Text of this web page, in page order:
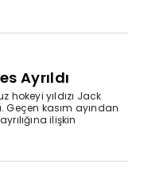
Ayrıldı
hokeyi yıldızı Jack
Geçen kasım ayından
ilişkin